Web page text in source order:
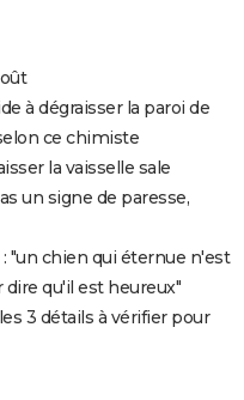
à dégraisser la paroi de
ce chimiste
la vaisselle sale
un signe de paresse,
"un chien qui éternue n'est
dire qu'il est heureux"
3 détails à vérifier pour